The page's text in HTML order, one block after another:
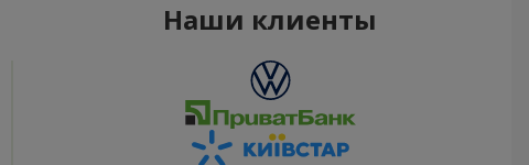
Наши клиенты